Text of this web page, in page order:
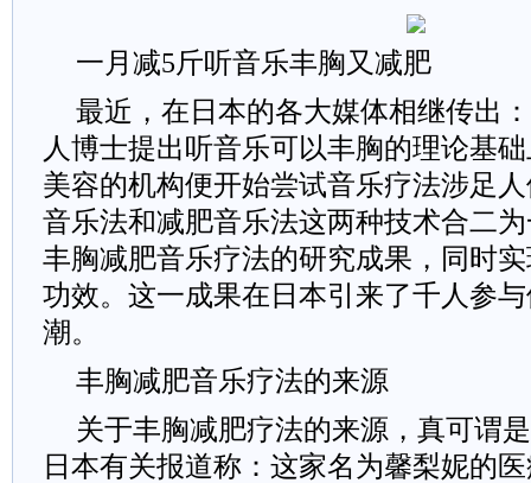
一月减5斤听音乐丰胸又减肥
最近，在日本的各大媒体相继传出
人博士提出听音乐可以丰胸的理论基
美容的机构便开始尝试音乐疗法涉足
音乐法和减肥音乐法这两种技术合二
丰胸减肥音乐疗法的研究成果，同时
功效。这一成果在日本引来了千人参
潮。
丰胸减肥音乐疗法的来源
关于丰胸减肥疗法的来源，真可谓
日本有关报道称：这家名为馨梨妮的